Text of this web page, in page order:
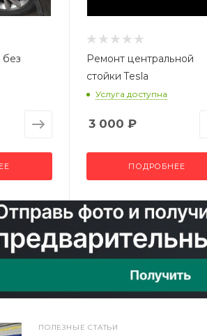
Ремонт центральной
стойки Tesla
Услуга доступна
3 000 ₽
ПОДРОБНЕЕ
ПОЛЕЗНЫЕ СТАТЬИ